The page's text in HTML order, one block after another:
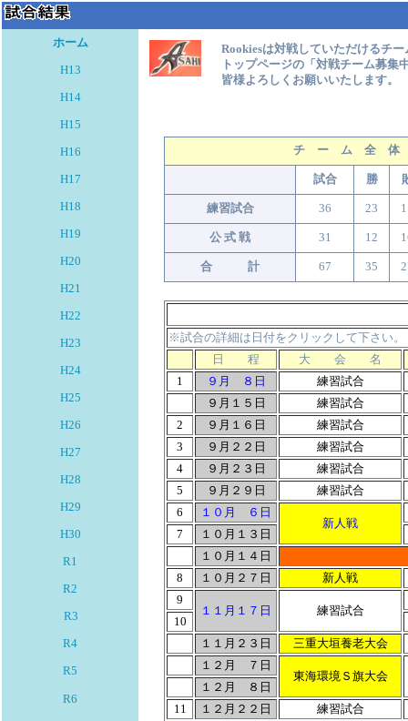
※試合の詳細は日付をクリックして下さい。
日 程
大 会 名
1
９月 ８日
練習試合
９月１５日
練習試合
2
９月１６日
練習試合
3
９月２２日
練習試合
4
９月２３日
練習試合
5
９月２９日
練習試合
6
１０月 ６日
新人戦
7
１０月１３日
１０月１４日
8
１０月２７日
新人戦
9
１１月１７日
練習試合
10
１１月２３日
三重大垣養老大会
１２月 ７日
東海環境Ｓ旗大会
１２月 ８日
11
１２月２２日 練習試合
ホーム
H13
H14
H15
H16
H17
H18
H19
H20
H21
H22
H23
H24
H25
H26
H27
H28
H29
H30
R1
R2
R3
R4
R5
R6
Rookiesは対戦していただけるチ
トップページの「対戦チーム募
皆様よろしくお願いいたします。
チ ー ム 全 体
試合 勝
練習試合 36 23
公 式 戦 31 12
合 計 67 35